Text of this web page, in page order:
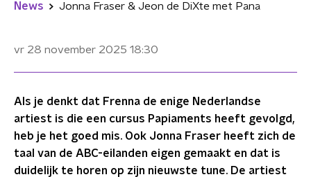
News Jonna Fraser & Jeon de DiXte met Pana
vr 28 november 2025 18:30
Als je denkt dat Frenna de enige Nederlandse
artiest is die een cursus Papiaments heeft gevolgd,
heb je het goed mis. Ook Jonna Fraser heeft zich de
taal van de ABC-eilanden eigen gemaakt en dat is
duidelijk te horen op zijn nieuwste tune. De artiest